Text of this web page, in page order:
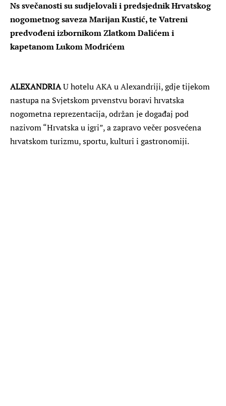
Ns svečanosti su sudjelovali i predsjednik Hrvatskog
nogometnog saveza Marijan Kustić, te Vatreni
predvođeni izbornikom Zlatkom Dalićem i
kapetanom Lukom Modrićem
ALEXANDRIAU hotelu AKA u Alexandriji, gdje tijekom
nastupa na Svjetskom prvenstvu boravi hrvatska
nogometna reprezentacija, održan je događaj pod
nazivom “Hrvatska u igri”, a zapravo večer posvećena
hrvatskom turizmu, sportu, kulturi i gastronomiji.